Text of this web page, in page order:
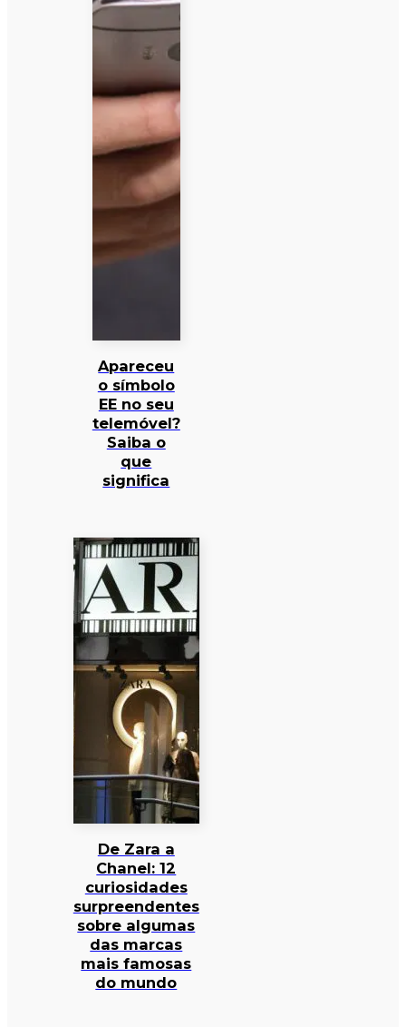
Apareceu
o símbolo
EE no seu
telemóvel?
Saiba o
que
significa
De Zara a
Chanel: 12
curiosidades
surpreendentes
sobre algumas
das marcas
mais famosas
do mundo